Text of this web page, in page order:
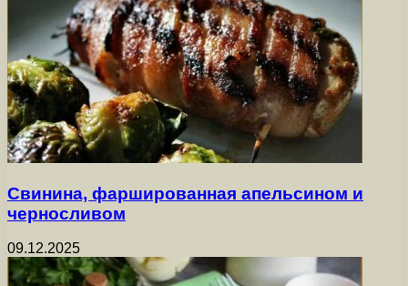
Свинина, фаршированная апельсином и
черносливом
09.12.2025